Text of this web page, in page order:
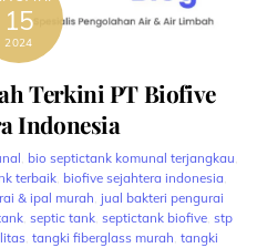
15
2024
Terkini PT Biofive
Indonesia
, bio septictank komunal terjangkau,
terbaik, biofive sejahtera indonesia,
& ipal murah,jual bakteri pengurai
,septic tank,septictank biofive,stp
,tangki fiberglass murah,tangki